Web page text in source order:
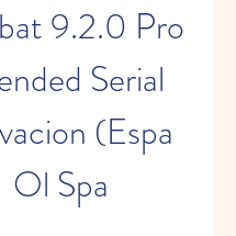
9.2.0 Pro
Serial
(Espa
Ol Spa